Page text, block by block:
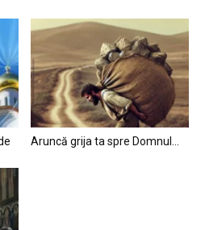
Aruncă grija ta spre Domnul…